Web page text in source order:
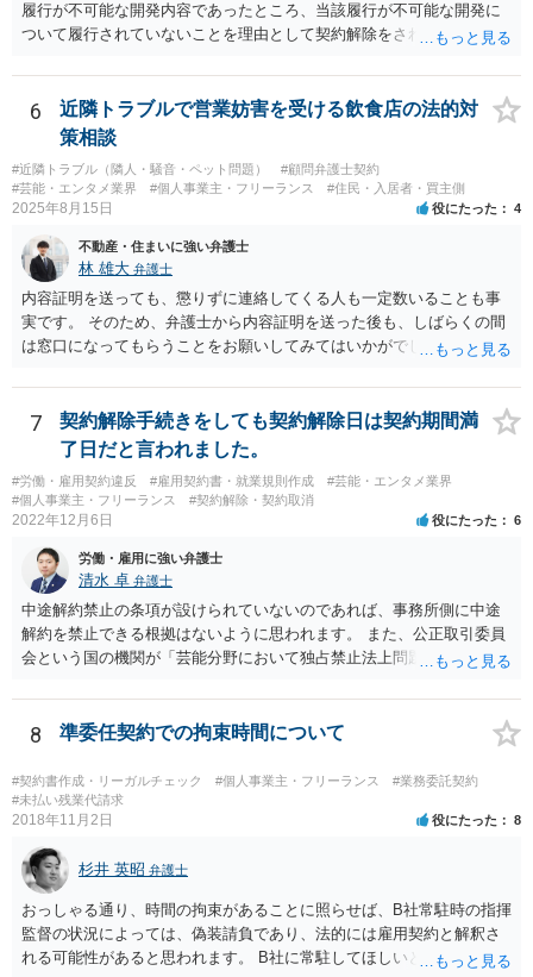
履行が不可能な開発内容であったところ、当該履行が不可能な開発に
ついて履行されていないことを理由として契約解除をされた。そこ
いうご質問であると理解しました。 まず、「物理的にできない開発で
一方的に契約不履行のように伝えられ」とのことですが、「物理的に
できない」と真に言えるのかどうか、なぜ「物理的にできない開発」
を請け負うことになったのかが問題です。 もし、「物理的にできな
い」という意味が、単に「契約に記載された納期では間に合わない」
ということであれば、それは単純に履行遅滞を理由とする債務不履行
そのような開発は理論的に不可能（例えば、タイムマシンを作るとい
う契約等）であれば、契約自体が無効になる可能性があります。 いず
れの場合であっても、結局は、上記の「物理的にできない」部分を除
いた部分は開発完了しているということですから、その部分に相当す
る請負代金は請求できる可能性があります。 ただし、当該開発完了部
以上で、より個別的なお話は、詳しい契約内容や開発内容を知る必要
がありますので、正式に弁護士に相談することも検討された方がよい
と思います。
6
近隣トラブルで営業妨害を受ける飲食店の法的対
策相談
#近隣トラブル（隣人・騒音・ペット問題）
#顧問弁護士契約
#芸能・エンタメ業界
#個人事業主・フリーランス #住民・入居者・買主側
2025年8月15日 役にたった 4
不動産・住まいに強い弁護士
林 雄大 弁護士
内容証明を送っても、懲りずに連絡してくる人も一定数いることも事
実です。 そのため、弁護士から内容証明を送った後も、しばらくの間
は窓口になってもらうことをお願いしてみてはいかがでしょうか。 そ
口（弁護士に）言ってください」とだけお伝えし、それ以外には一切
応じないという姿勢をとることができるため、スタッフの方の負担軽
減を図れると思います。 大変な状況かと思いますが、ご参考になりま
7
契約解除手続きをしても契約解除日は契約期間満
了日だと言われました。
#労働・雇用契約違反 #雇用契約書・就業規則作成
#芸能・エンタメ業界
#個人事業主・フリーランス
#契約解除・契約取消
2022年12月6日 役にたった 6
労働・雇用に強い弁護士
清水 卓 弁護士
中途解約禁止の条項が設けられていないのであれば、事務所側に中途
解約を禁止できる根拠はないように思われます。 また、公正取引委員
会という国の機関が「芸能分野において独占禁止法上問題となり得る
活動を⾏えない旨の義務を課し，⼜は移籍・独⽴した場合には芸能活
動を妨害する旨⽰唆して，移籍・独⽴を諦めさせること（優越的地位
る可能性があり、あなたのケースでも、独占禁止法上問題となり得ま
す。 ただし、「※これら⾏為が実際に独占禁⽌法違反となるかどうか
は，具体的態様に照らして個別に判断されることとなる。例えば，優
越的地位の濫⽤に関して，不当に不利益を与えるか否かは，課される
義務等の内容や期間が⽬的に照らして過⼤であるか，与える不利益の
程度，代償措置の有無やその⽔準，あらかじめ⼗分な協議が⾏われた
か等を考慮の上，個別具体的に判断される」という指摘もなされてい
るので、ご事案に応じ、挙げられている事情を具体的に検討して行く
必要があります。 なお、退所等で事務所側と揉めるようであれば、弁
8 準委任契約での拘束時間について
#契約書作成・リーガルチェック #個人事業主・フリーランス
#業務委託契約
#未払い残業代請求
2018年11月2日 役にたった 8
杉井 英昭 弁護士
おっしゃる通り、時間の拘束があることに照らせば、B社常駐時の指揮
監督の状況によっては、偽装請負であり、法的には雇用契約と解釈さ
れる可能性があると思われます。 B社に常駐してほしいと先方が求め